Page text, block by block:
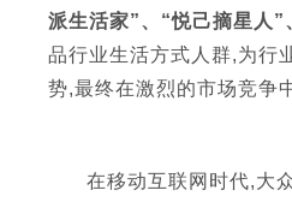
派生活家”、“悦己摘星人
品行业生活方式人群,为行
势,最终在激烈的市场竞争
在移动互联网时代,大